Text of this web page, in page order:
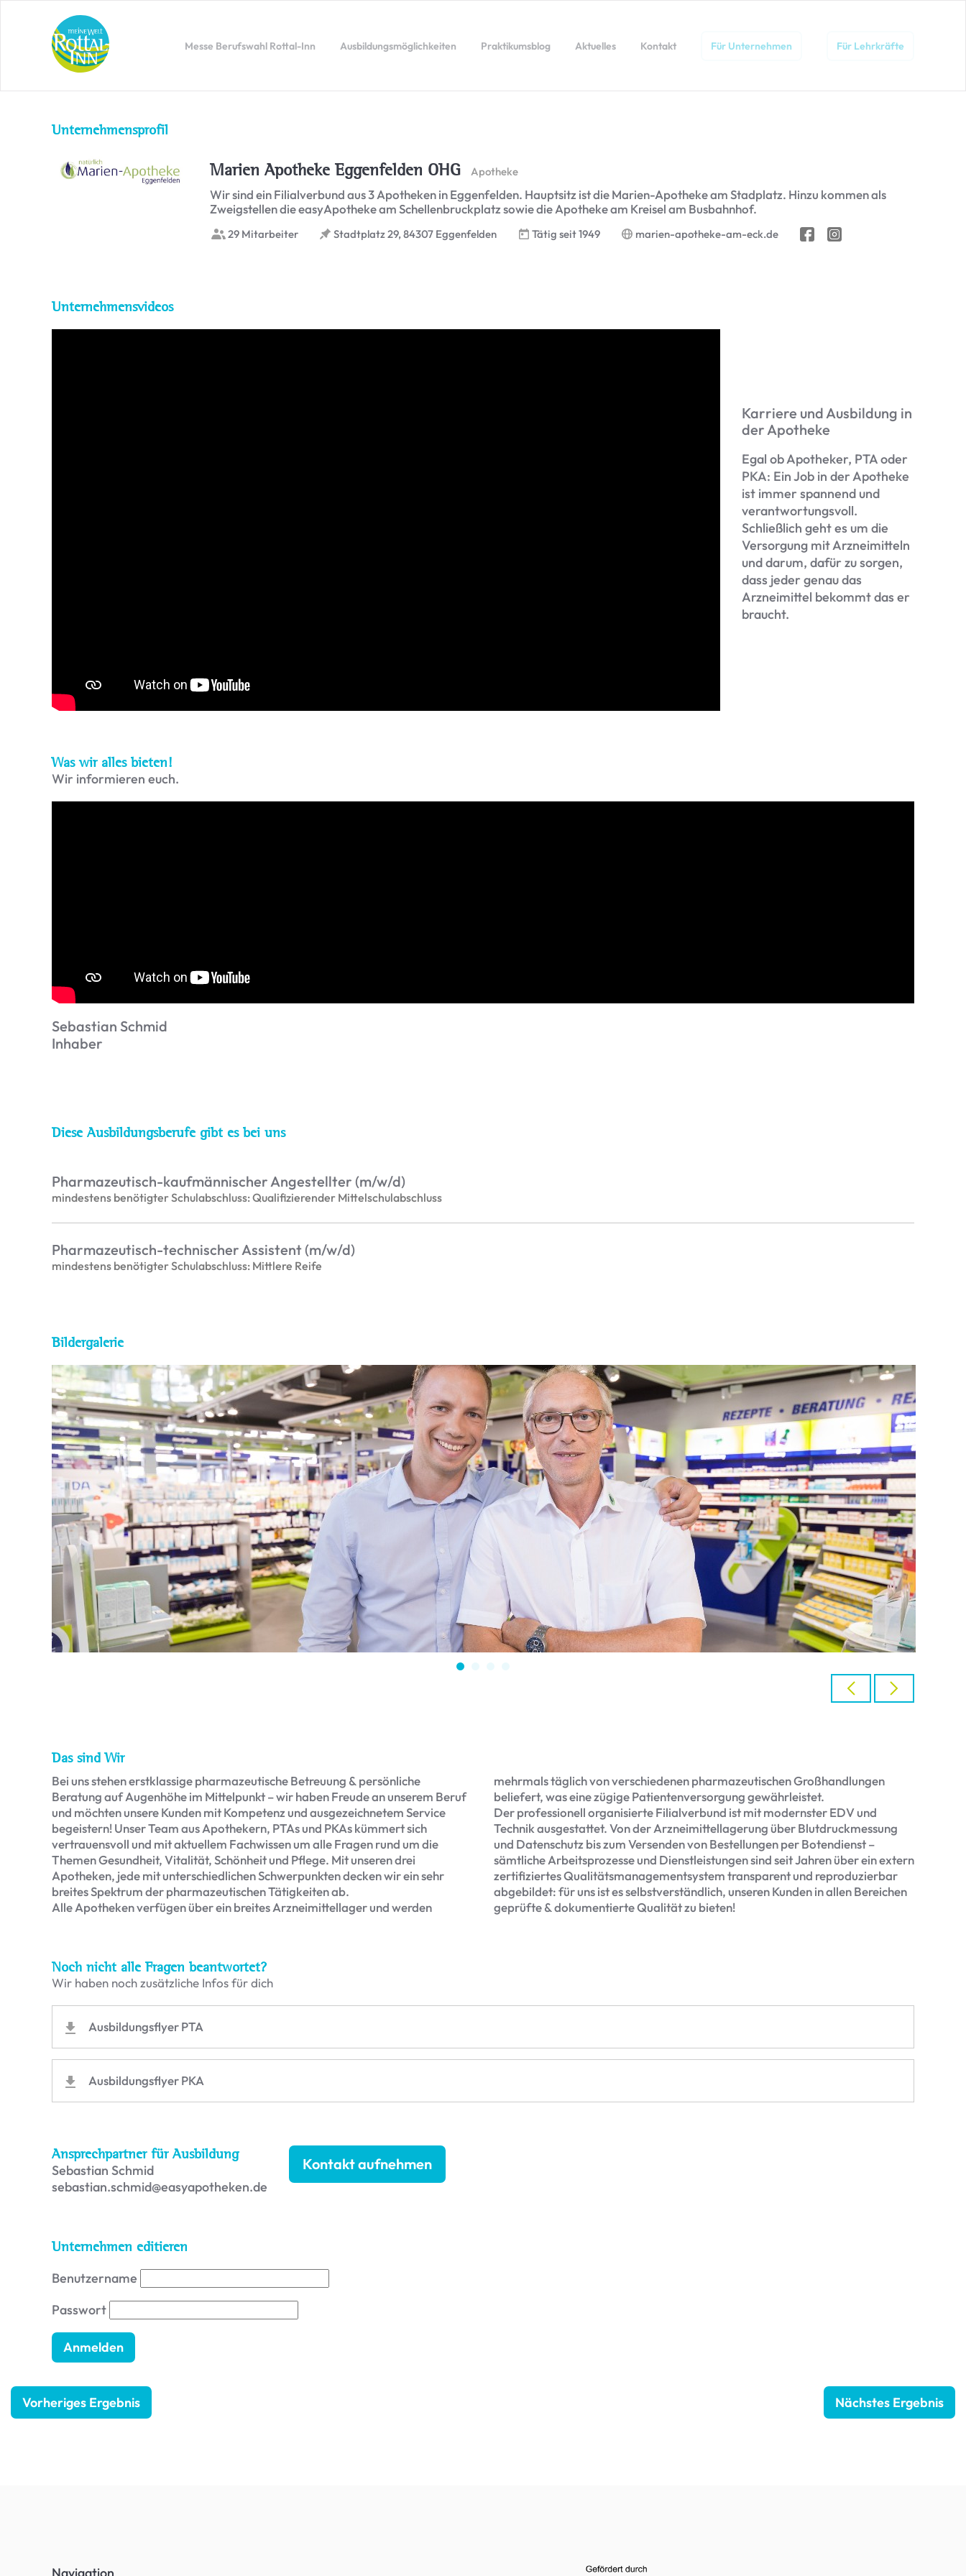
Messe Berufswahl Rottal-Inn Ausbildungsmöglichkeiten Praktikumsblog Aktuelles Kontakt Für Unternehmen Für Lehrkräfte
Unternehmensprofil
Marien Apotheke Eggenfelden OHG Apotheke
Wir sind ein Filialverbund aus 3 Apotheken in Eggenfelden. Hauptsitz ist die Marien-Apotheke am Stadplatz. Hinzu kommen als
Zweigstellen die easyApotheke am Schellenbruckplatz sowie die Apotheke am Kreisel am Busbahnhof.
29 Mitarbeiter Stadtplatz 29, 84307 Eggenfelden Tätig seit 1949 marien-apotheke-am-eck.de
Unternehmensvideos
Karriere und Ausbildung in
der Apotheke
Egal ob Apotheker, PTA oder
PKA: Ein Job in der Apotheke
ist immer spannend und
verantwortungsvoll.
Schließlich geht es um die
Versorgung mit Arzneimitteln
und darum, dafür zu sorgen,
dass jeder genau das
Arzneimittel bekommt das er
braucht.
Was wir alles bieten!
Wir informieren euch.
Sebastian Schmid
Inhaber
Diese Ausbildungsberufe gibt es bei uns
Pharmazeutisch-kaufmännischer Angestellter (m/w/d)
mindestens benötigter Schulabschluss: Qualifizierender Mittelschulabschluss
Pharmazeutisch-technischer Assistent (m/w/d)
mindestens benötigter Schulabschluss: Mittlere Reife
Bildergalerie
Das sind Wir
Bei uns stehen erstklassige pharmazeutische Betreuung & persönliche
Beratung auf Augenhöhe im Mittelpunkt – wir haben Freude an unserem Beruf
und möchten unsere Kunden mit Kompetenz und ausgezeichnetem Service
begeistern! Unser Team aus Apothekern, PTAs und PKAs kümmert sich
vertrauensvoll und mit aktuellem Fachwissen um alle Fragen rund um die
Themen Gesundheit, Vitalität, Schönheit und Pflege. Mit unseren drei
Apotheken, jede mit unterschiedlichen Schwerpunkten decken wir ein sehr
breites Spektrum der pharmazeutischen Tätigkeiten ab.
Alle Apotheken verfügen über ein breites Arzneimittellager und werden
mehrmals täglich von verschiedenen pharmazeutischen Großhandlungen
beliefert, was eine zügige Patientenversorgung gewährleistet.
Der professionell organisierte Filialverbund ist mit modernster EDV und
Technik ausgestattet. Von der Arzneimittellagerung über Blutdruckmessung
und Datenschutz bis zum Versenden von Bestellungen per Botendienst –
sämtliche Arbeitsprozesse und Dienstleistungen sind seit Jahren über ein extern
zertifiziertes Qualitätsmanagementsystem transparent und reproduzierbar
abgebildet: für uns ist es selbstverständlich, unseren Kunden in allen Bereichen
geprüfte & dokumentierte Qualität zu bieten!
Noch nicht alle Fragen beantwortet?
Wir haben noch zusätzliche Infos für dich
Ausbildungsflyer PTA
Ausbildungsflyer PKA
Ansprechpartner für Ausbildung
Sebastian Schmid
sebastian.schmid@easyapotheken.de
Kontakt aufnehmen
Unternehmen editieren
Benutzername
Passwort
Vorheriges Ergebnis Nächstes Ergebnis